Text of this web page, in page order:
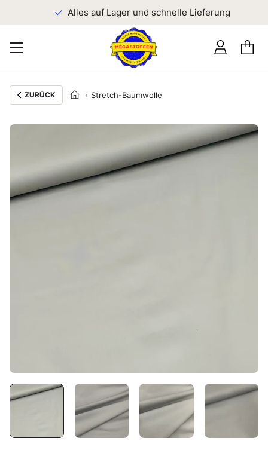
Alles auf Lager und schnelle Lieferung
ZURÜCK Stretch-Baumwolle